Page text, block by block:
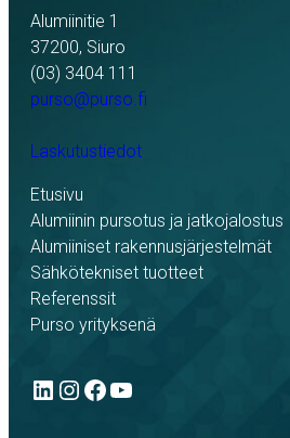
Alumiinitie 1
37200, Siuro
(03) 3404 111
purso@purso.fi
Laskutustiedot
Etusivu
Alumiinin pursotus ja jatkojalostus
Alumiiniset rakennusjärjestelmät
Sähkötekniset tuotteet
Referenssit
Purso yrityksenä
LinkedIn
Instagram
Facebook
YouTube